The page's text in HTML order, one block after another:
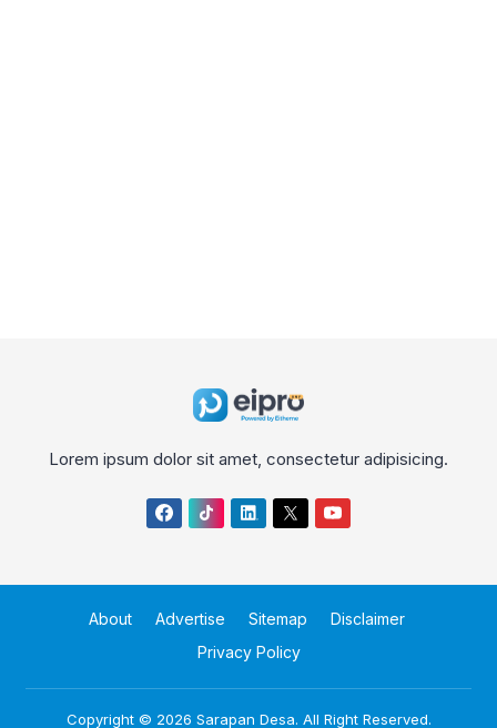
Lorem ipsum dolor sit amet, consectetur adipisicing.
About Advertise Sitemap
Disclaimer
Privacy Policy
Copyright © 2026 Sarapan Desa. All Right Reserved.